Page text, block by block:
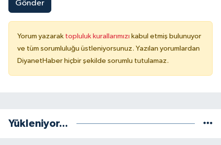
Gönder
Yorum yazarak topluluk kurallarımızı kabul etmiş bulunuyor
ve tüm sorumluluğu üstleniyorsunuz. Yazılan yorumlardan
DiyanetHaber hiçbir şekilde sorumlu tutulamaz.
Yükleniyor...
Yalova Müftülüğü
Yozgat Müftülüğü
Zonguldak Müftülüğü